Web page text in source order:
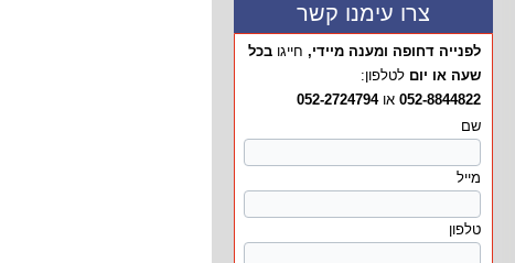
צרו עימנו קשר
לפנייה דחופה ומענה מיידי, חייגו בכל
שעה או יום לטלפון:
052-8844822 או052-2724794
Please
this
field
empty.
שם
מייל
טלפון